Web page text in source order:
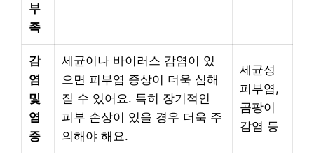
부
족
감
염
및
염
증
세균이나 바이러스 감염이 있
으면 피부염 증상이 더욱 심해
질 수 있어요. 특히 장기적인
피부 손상이 있을 경우 더욱 주
의해야 해요.
세균성
피부염,
곰팡이
감염 등